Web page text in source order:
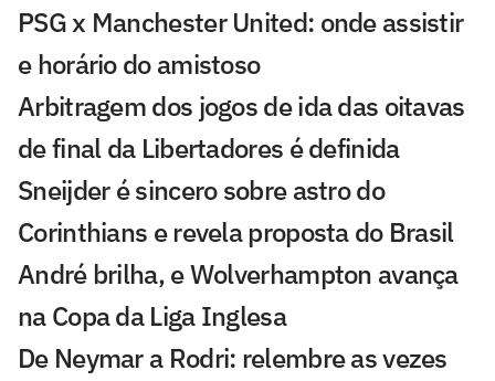
PSG x Manchester United: onde assistir
e horário do amistoso
Arbitragem dos jogos de ida das oitavas
de final da Libertadores é definida
Sneijder é sincero sobre astro do
Corinthians e revela proposta do Brasil
André brilha, e Wolverhampton avança
na Copa da Liga Inglesa
De Neymar a Rodri: relembre as vezes